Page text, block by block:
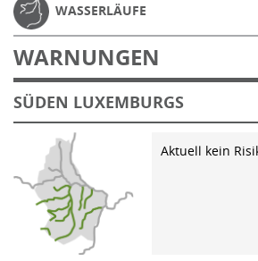
WASSERLÄUFE
WARNUNGEN
SÜDEN LUXEMBURGS
Aktuell kein